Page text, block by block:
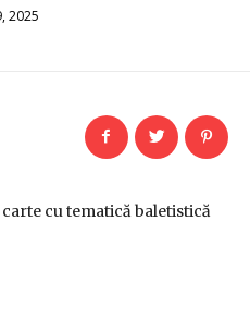
2025
cu tematică baletistică